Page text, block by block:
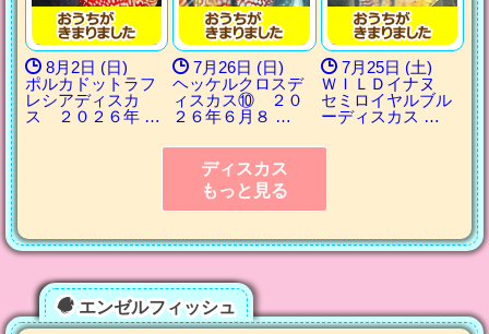
8月2日 (日)
ポルカドットラフ
レシアディスカ
ス ２０２６年 …
7月26日 (日)
ヘッケルクロスデ
ィスカス⑩ ２０
２６年６月８ …
7月25日 (土)
ＷＩＬＤイナヌ
セミロイヤルブル
ーディスカス …
ディスカス
もっと見る
エンゼルフィッシュ